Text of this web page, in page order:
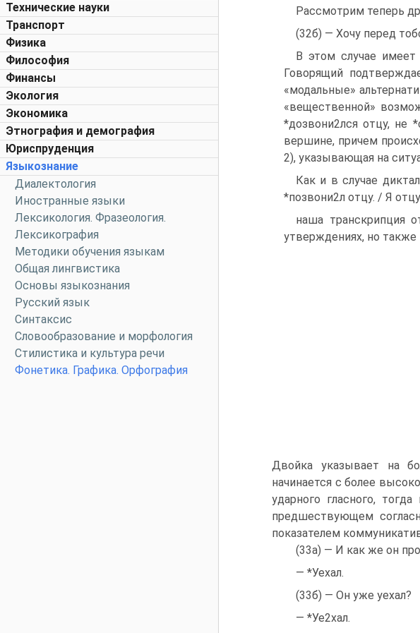
Технические науки
Транспорт
Физика
Философия
Финансы
Экология
Экономика
Этнография и демография
Юриспруденция
Языкознание
Диалектология
Иностранные языки
Лексикология. Фразеология.
Лексикография
Методики обучения языкам
Общая лингвистика
Основы языкознания
Русский язык
Синтаксис
Словообразование и морфология
Стилистика и культура речи
Фонетика. Графика. Орфография
Рассмотрим теперь
(32б) — Хочу перед
В этом случае имеет
Говорящий
«модальные»
«вещественной»
*дозвони2лся отцу, не
вершине, причем
2), указывающая на
Как и в случае
*позвони2л отцу. / Я
наша транскрипция
утверждениях, но также
Двойка указывает на
начинается с более
ударного гласного,
предшествующем
показателем
(33а) — И как же он
— *Уехал.
(33б) — Он уже уехал?
— *Уе2хал.